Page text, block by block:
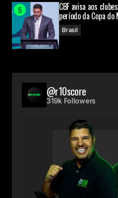
CBF avisa aos
período da Copa do
Brasil
@r10score
319k Followers